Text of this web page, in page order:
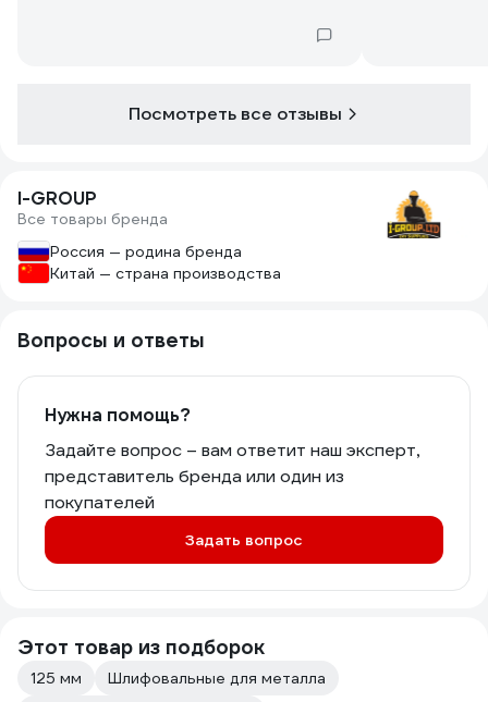
Посмотреть все отзывы
I-GROUP
Все товары бренда
Россия — родина бренда
Китай — страна производства
Вопросы и ответы
Нужна помощь?
Задайте вопрос – вам ответит наш эксперт,
представитель бренда или один из
покупателей
Задать вопрос
Этот товар из подборок
125 мм
Шлифовальные для металла